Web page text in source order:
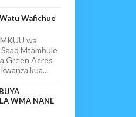
Wafichue
wa
Mtambule
Green Acres
kua...
WMA NANE